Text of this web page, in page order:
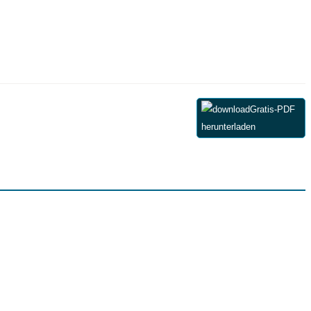
Gratis-PDF
herunterladen